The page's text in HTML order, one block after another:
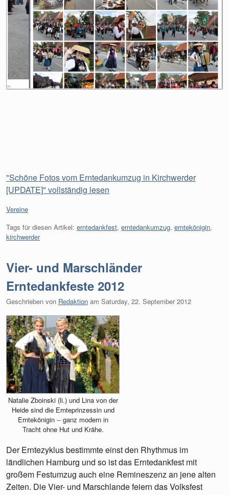
"Schöne Fotos vom Erntedankumzug in Kirchwerder
[UPDATE]" vollständig lesen
Kategorien:
Vereine
Tags für diesen Artikel: erntedankfest, erntedankumzug, erntekönigin,
kirchwerder
Vier- und Marschländer
Erntedankfeste 2012
Geschrieben von Redaktion am Saturday, 22. September 2012
Natalie Zboinski (li.) und Lina von der
Heide sind die Ernteprinzessin und
Erntekönigin -- ganz modern in
Tracht ohne Hut und Krähe.
Der Erntezyklus bestimmte einst den Rhythmus im
ländlichen Hamburg und so ist das Erntedankfest mit
großem Festumzug auch eine Remineszenz an jene alten
Zeiten. Die Vier- und Marschlande feiern das Volksfest